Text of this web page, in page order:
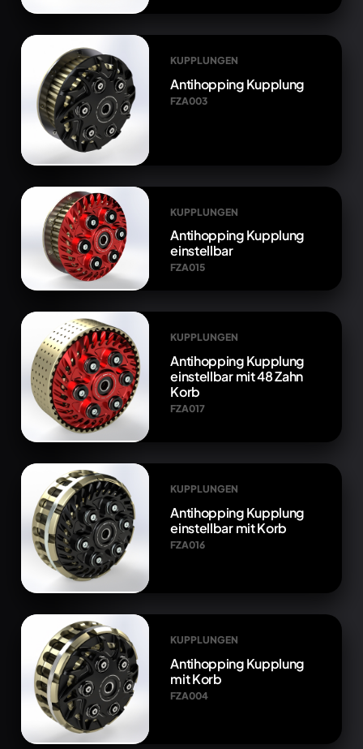
KUPPLUNGEN
Antihopping Kupplung
FZA003
KUPPLUNGEN
Antihopping Kupplung
einstellbar
FZA015
KUPPLUNGEN
Antihopping Kupplung
einstellbar mit 48 Zahn
Korb
FZA017
KUPPLUNGEN
Antihopping Kupplung
einstellbar mit Korb
FZA016
KUPPLUNGEN
Antihopping Kupplung
mit Korb
FZA004